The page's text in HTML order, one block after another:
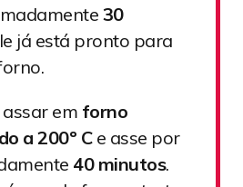
30
já está pronto para
em forno
a 200º Ce asse por
40 minutos.